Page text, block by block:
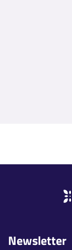
Newsletter